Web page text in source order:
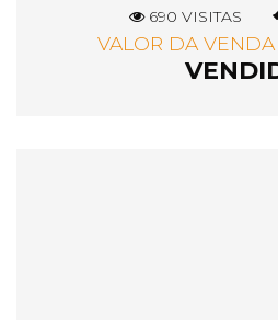
690 VISITAS
VALOR DA VENDA